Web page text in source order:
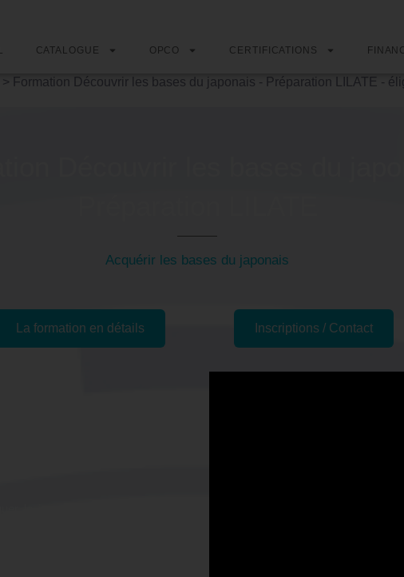
CATALOGUE OPCO CERTIFICATIONS
> Formation Découvrir les bases du japonais - Préparation LILATE -
Acquérir les bases du japonais
La formation en détails Inscriptions / Contact